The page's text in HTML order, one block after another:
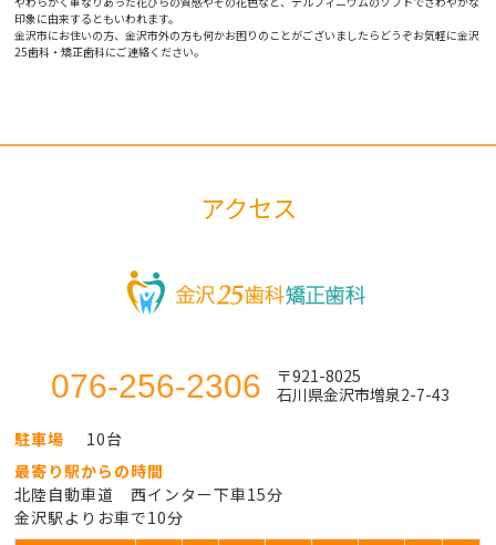
印象に由来するともいわれます。
金沢市にお住いの方、金沢市外の方も何かお困りのことがございましたらどうぞお気軽に金沢
25歯科・矯正歯科にご連絡ください。
アクセス
076-256-2306
〒921-8025
石川県金沢市増泉2-7-43
駐車場
10台
最寄り駅からの時間
北陸自動車道 西インター下車15分
金沢駅よりお車で10分